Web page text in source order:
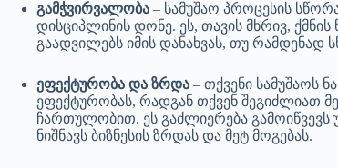
გამჭვირვალობა – სამუშაო პროცესის
დისციპლინის დონე. ეს, თავის მხრივ, ქმნის
გაადვილებს იმის დანახვას, თუ
ეფექტურობა და ზრდა – თქვენი სამუშაოს
ეფექტურობას, რადგან თქვენ შეგიძლიათ
ჩართულობით. ეს გაძლიერება
ნიშნავს ბიზნესის ზრდას და მეტ მოგებას.